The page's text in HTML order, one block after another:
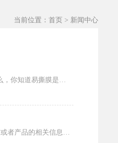
当前位置： 首页 > 新闻中心
人们一直在探寻开发便利人们生活的包装产品，早在90年代，为了减少塑料包装对儿童的伤害，提高包装的使用便利性，出现了易撕膜，那么，你知道易撕膜是什么吗？“易撕”和“易揭”在包装膜上常...
医用包装袋的构成为纸+塑料复合膜，用于对待灭菌医疗器械的包装，属于产品初始的内包装，其包装袋纸面上一般需要印刷医疗器械的厂家或者产品的相关信息，按EN868-5规定起印刷面积不得大...